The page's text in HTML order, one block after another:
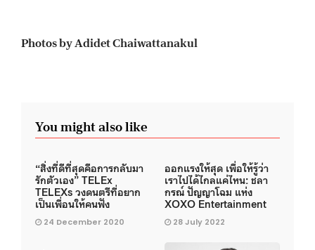
Photos by Adidet Chaiwattanakul
You might also like
“สิ่งที่ดีที่สุดคือการกลับมา
รักตัวเอง” TELEx
TELEXs วงดนตรีที่อยาก
เป็นเพื่อนให้คนฟัง
24 December 2020
ออกแรงให้สุด เพื่อให้รู้ว่า
เราไปได้ไกลแค่ไหน: ชลา
กรณ์ ปัญญาโฉม แห่ง
XOXO Entertainment
28 July 2022